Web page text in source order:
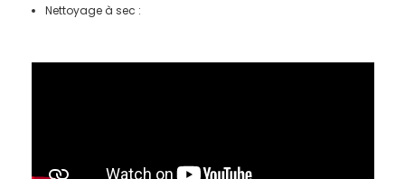
Nettoyage à sec :